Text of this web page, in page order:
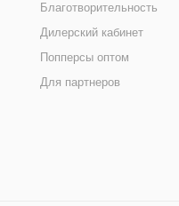
Благотворительность
Дилерский кабинет
Попперсы оптом
Для партнеров